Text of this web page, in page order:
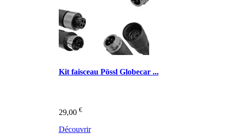
Kit faisceau Pössl Globecar ...
29,00 €
Découvrir